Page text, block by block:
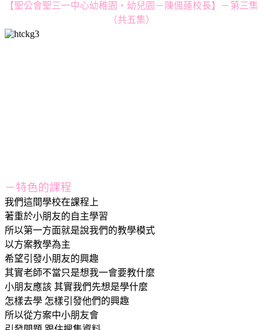
【聖公會聖三一中心幼稚園・幼兒園－陳偑蓮校長】－第三集
（共五集）
－特色的課程
我們這間學校在課程上
著重於小朋友的自主學習
所以第一方面就是說我們的教學模式
以方案教學為主
希望引發小朋友的興趣
其實老師不當只是想我一會要教什麼
小朋友應該 其實我們先想是學什麼
怎樣去學 怎樣引發他們的興趣
所以從方案中小朋友會